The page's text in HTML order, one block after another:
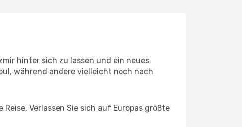
hinter sich zu lassen und ein neues
während andere vielleicht noch nach
Verlassen Sie sich auf Europas größte